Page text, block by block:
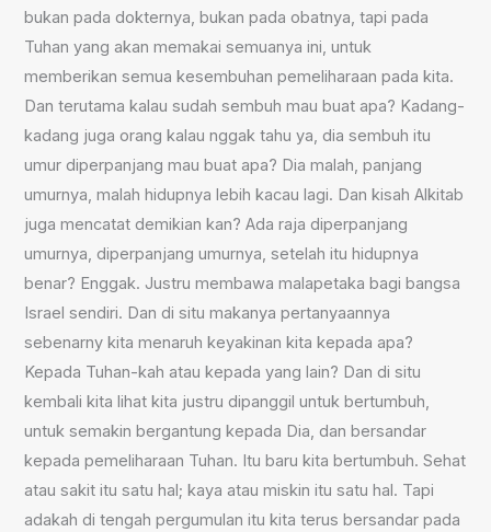
bukan pada dokternya, bukan pada obatnya, tapi pada
Tuhan yang akan memakai semuanya ini, untuk
memberikan semua kesembuhan pemeliharaan pada kita.
Dan terutama kalau sudah sembuh mau buat apa? Kadang-
kadang juga orang kalau nggak tahu ya, dia sembuh itu
umur diperpanjang mau buat apa? Dia malah, panjang
umurnya, malah hidupnya lebih kacau lagi. Dan kisah Alkitab
juga mencatat demikian kan? Ada raja diperpanjang
umurnya, diperpanjang umurnya, setelah itu hidupnya
benar? Enggak. Justru membawa malapetaka bagi bangsa
Israel sendiri. Dan di situ makanya pertanyaannya
sebenarny kita menaruh keyakinan kita kepada apa?
Kepada Tuhan-kah atau kepada yang lain? Dan di situ
kembali kita lihat kita justru dipanggil untuk bertumbuh,
untuk semakin bergantung kepada Dia, dan bersandar
kepada pemeliharaan Tuhan. Itu baru kita bertumbuh. Sehat
atau sakit itu satu hal; kaya atau miskin itu satu hal. Tapi
adakah di tengah pergumulan itu kita terus bersandar pada